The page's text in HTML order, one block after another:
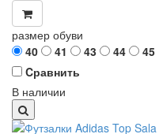
размер обуви
40
41 43 44
45
Cравнить
В наличии